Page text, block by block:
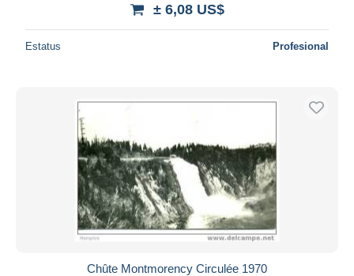
± 6,08 US$
Estatus Profesional
Chûte Montmorency Circulée 1970